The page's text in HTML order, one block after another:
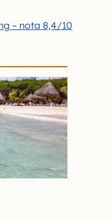
– nota 8,4/10